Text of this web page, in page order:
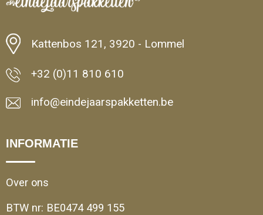
Kattenbos 121, 3920 - Lommel
+32 (0)11 810 610
info@eindejaarspakketten.be
INFORMATIE
Over ons
BTW nr: BE0474 499 155